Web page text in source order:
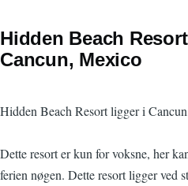
Hidden Beach
Cancun, Mexico
Hidden Beach Resort ligger i
Dette resort er kun for voksne, her
ferien nøgen. Dette resort ligger ved